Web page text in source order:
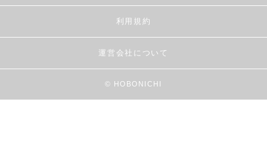
利用規約
運営会社について
© HOBONICHI